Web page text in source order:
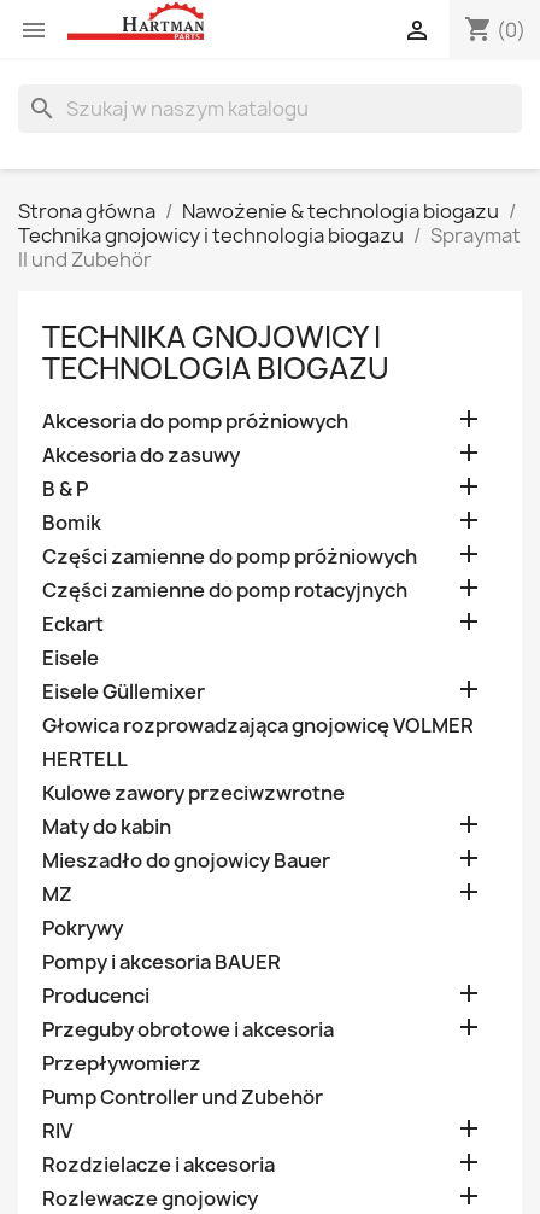
 shopping_cart (0)

search
Strona główna
Nawożenie & technologia biogazu
Technika gnojowicy i technologia biogazu
Spraymat
II und Zubehör
TECHNIKA GNOJOWICY I
TECHNOLOGIA BIOGAZU
Akcesoria do pomp próżniowych 
Akcesoria do zasuwy 
B & P 
Bomik 
Części zamienne do pomp próżniowych 
Części zamienne do pomp rotacyjnych 
Eckart 
Eisele
Eisele Güllemixer

Głowica rozprowadzająca gnojowicę VOLMER
HERTELL
Kulowe zawory przeciwzwrotne
Maty do kabin

Mieszadło do gnojowicy Bauer 
MZ 
Pokrywy
Pompy i akcesoria BAUER
Producenci

Przeguby obrotowe i akcesoria 
Przepływomierz
Pump Controller und Zubehör
RIV

Rozdzielacze i akcesoria 
Rozlewacze gnojowicy 